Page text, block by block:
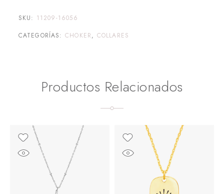
SKU: 11209-16056
CATEGORÍAS: CHOKER, COLLARES
Productos Relacionados